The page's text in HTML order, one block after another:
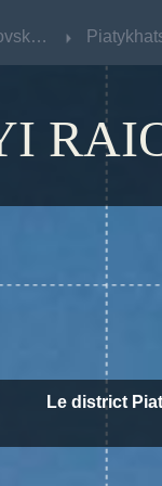
Dnipropetrovsk oblast
Le district
Dnipropetrovsk oblast